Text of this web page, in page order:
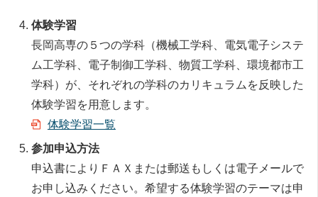
体験学習
長岡高専の５つの学科（機械工学科、電気電子システ
ム工学科、電子制御工学科、物質工学科、環境都市工
学科）が、それぞれの学科のカリキュラムを反映した
体験学習を用意します。
体験学習一覧
参加申込方法
申込書によりＦＡＸまたは郵送もしくは電子メールで
お申し込みください。希望する体験学習のテーマは申